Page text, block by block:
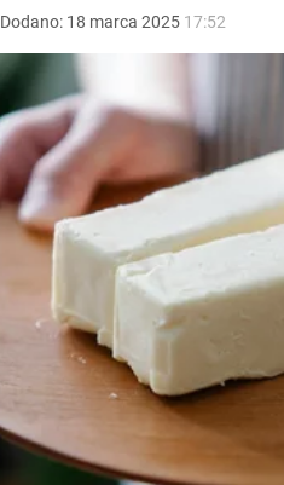
Dodano: 18 marca 2025 17:52